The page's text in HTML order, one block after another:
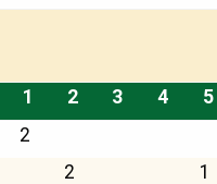
1 2 3 4
5
2
2
1